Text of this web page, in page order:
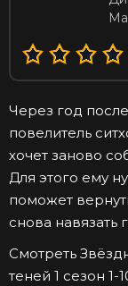
Через год
повелитель
хочет заново
Для этого ему
поможет
снова навязать
Смотреть
теней 1 сезон